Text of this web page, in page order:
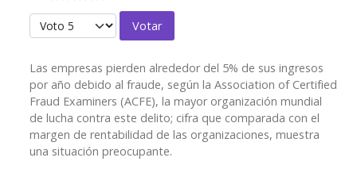
Ratio:5/5
Por favor, vote
Las empresas pierden alrededor del 5% de sus ingresos
por año debido al fraude, según la Association of Certified
Fraud Examiners (ACFE), la mayor organización mundial
de lucha contra este delito; cifra que comparada con el
margen de rentabilidad de las organizaciones, muestra
una situación preocupante.